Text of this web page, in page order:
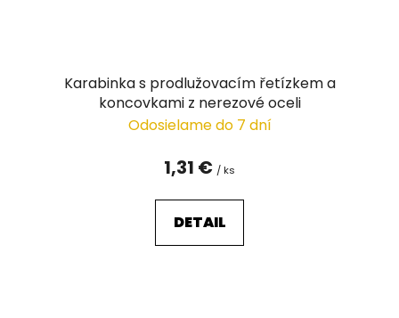
Karabinka s prodlužovacím řetízkem a
koncovkami z nerezové oceli
Odosielame do 7 dní
1,31 € / ks
DETAIL